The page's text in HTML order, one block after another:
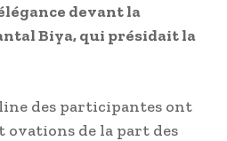
devant la
Biya, qui présidait la
des participantes ont
ovations de la part des